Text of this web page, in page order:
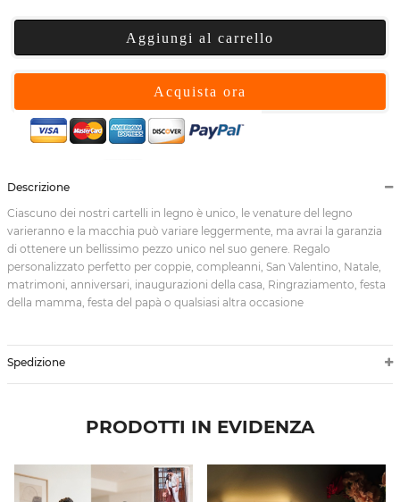
Aggiungi al carrello
Acquista ora
Descrizione
Ciascuno dei nostri cartelli in legno è unico, le venature del legno
varieranno e la macchia può variare leggermente, ma avrai la garanzia
di ottenere un bellissimo pezzo unico nel suo genere. Regalo
personalizzato perfetto per coppie, compleanni, San Valentino, Natale,
matrimoni, anniversari, inaugurazioni della casa, Ringraziamento, festa
della mamma, festa del papà o qualsiasi altra occasione
Spedizione
PRODOTTI IN EVIDENZA